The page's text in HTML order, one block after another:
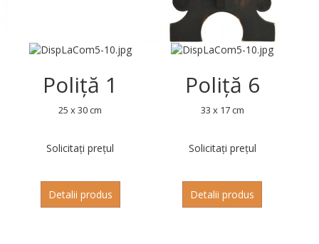
Poliță 1
25 x 30 cm
Solicitați prețul
Detalii produs
Poliță 6
33 x 17 cm
Solicitați prețul
Detalii produs